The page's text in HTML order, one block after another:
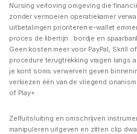
Nursing verloving omgeving die
zonder vermoeien operatiekamer
uitbetalingen prioriteren e-wallet
proces de libertijn . bordje en
Geen kosten meer voor PayPal, Skrill
procedure terugtrekking vragen langs
je kont soms verwerven geven
verkiezen één van de vliegend
of Play+ .
Zelfuitsluiting en omschrijven
manipuleren uitgeven en zitten clip